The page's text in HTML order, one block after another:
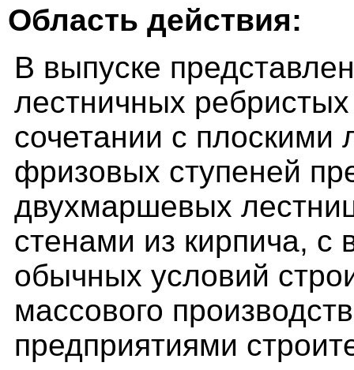
Область действия:
В выпуске
лестничных
сочетании с
фризовых ступеней
двухмаршевых
стенами из кирпича, с
обычных условий
массового
предприятиями